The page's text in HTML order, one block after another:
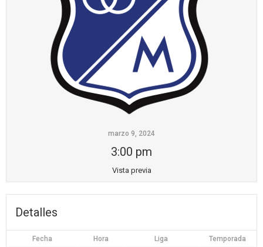
marzo 9, 2024
3:00 pm
Vista previa
Detalles
Fecha Hora Liga Temporada